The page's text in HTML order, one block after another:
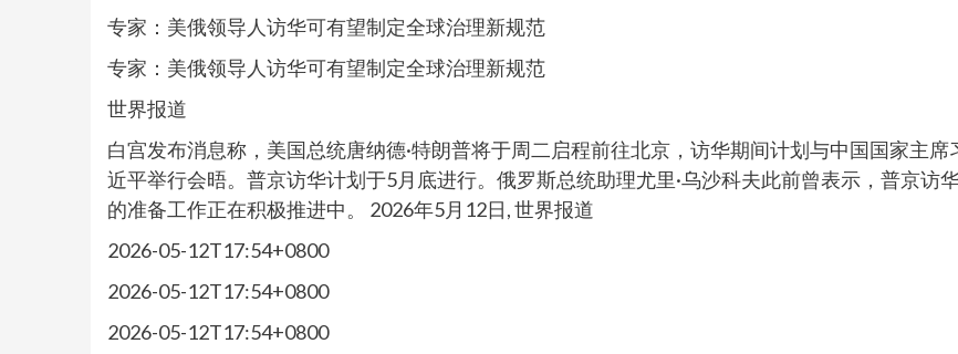
专家：美俄领导人访华可有望制定全球治理新规范
专家：美俄领导人访华可有望制定全球治理新规范
世界报道
白宫发布消息称，美国总统唐纳德·特朗普将于周二启程前往北京，访华期间计划与中国国家主席
近平举行会晤。普京访华计划于5月底进行。俄罗斯总统助理尤里·乌沙科夫此前曾表示，普京访
的准备工作正在积极推进中。 2026年5月12日, 世界报道
2026-05-12T17:54+0800
2026-05-12T17:54+0800
2026-05-12T17:54+0800